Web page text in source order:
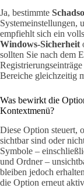
Ja, bestimmte
Systemeinstellungen,
empfiehlt sich ein
Windows-Sicherheit
sollten Sie nach dem
Bereiche gleichzeitig
Was bewirkt die
Kontextmenü?
Diese Option steuert,
sichtbar sind oder
Symbole –
und Ordner –
bleiben jedoch
die Option erneut